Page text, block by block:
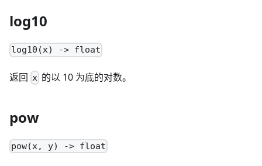
log10
log10(x) -> float
返回 x 的以 10 为底的对数。
pow
pow(x, y) -> float